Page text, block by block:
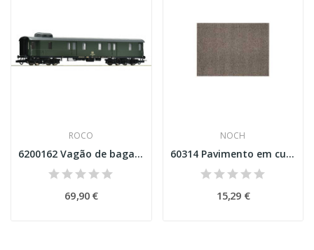
ROCO
6200162 Vagão de bagagem, DB Esc H0
69,90 €
NOCH
60314 Pavimento em cubo Esc H0
15,29 €